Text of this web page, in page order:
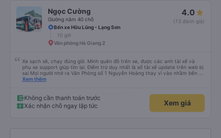
Ngọc Cường
Giường nằm 40 chỗ
4.0
(73 đánh giá)
Bến xe Hữu Lũng - Lạng Sơn
10 giờ
Văn phòng Hà Giang 2
Xe sạch sẽ, chạy đúng giờ. Mình quên đồ trên xe, được các anh tài xế và
phụ xe support giúp tìm lại. Điểm trừ duy nhất là số tài xế update trên web bị
sai Mọi người nhớ ra Văn Phòng số 1 Nguyễn Hoàng thay vì vào nhầm bến xe
Mỹ Đình nhé.
Xem thêm
Không cần thanh toán trước
Xác nhận chỗ ngay lập tức
Xem giá